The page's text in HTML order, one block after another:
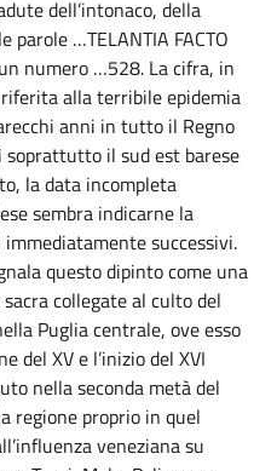
dell’intonaco, della
parole …TELANTIA FACTO
numero …528. La cifra, in
alla terribile epidemia
anni in tutto il Regno
soprattutto il sud est barese
la data incompleta
sembra indicarne la
successivi.
questo dipinto come una
collegate al culto del
Puglia centrale, ove esso
del XV e l’inizio del XVI
nella seconda metà del
regione proprio in quel
veneziana su